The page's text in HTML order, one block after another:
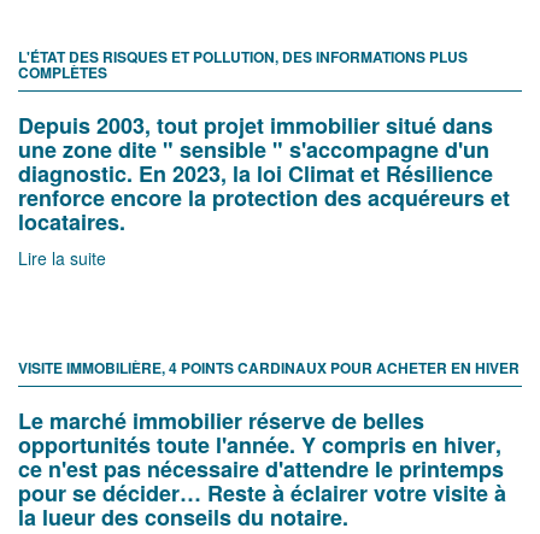
L'ÉTAT DES RISQUES ET POLLUTION, DES INFORMATIONS PLUS
COMPLÈTES
Depuis 2003, tout projet immobilier situé dans
une zone dite " sensible " s'accompagne d'un
diagnostic. En 2023, la loi Climat et Résilience
renforce encore la protection des acquéreurs et
locataires.
Lire la suite
VISITE IMMOBILIÈRE, 4 POINTS CARDINAUX POUR ACHETER EN HIVER
Le marché immobilier réserve de belles
opportunités toute l'année. Y compris en hiver,
ce n'est pas nécessaire d'attendre le printemps
pour se décider… Reste à éclairer votre visite à
la lueur des conseils du notaire.